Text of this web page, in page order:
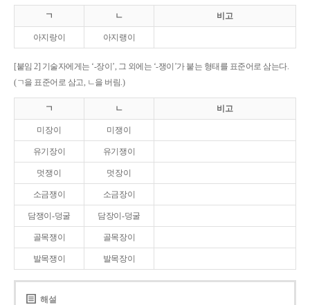
ㄱ ㄴ 비고
아지랑이 아지랭이
[붙임 2] 기술자에게는 ‘-장이’, 그 외에는 ‘-쟁이’가 붙는 형태를 표준어로 삼는다.
(ㄱ을 표준어로 삼고, ㄴ을 버림.)
ㄱ ㄴ 비고
미장이 미쟁이
유기장이 유기쟁이
멋쟁이 멋장이
소금쟁이 소금장이
담쟁이-덩굴 담장이-덩굴
골목쟁이 골목장이
발목쟁이 발목장이
해설